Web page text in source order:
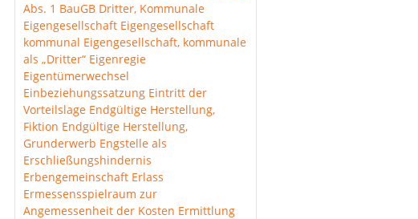
Abs. 1 BauGB Dritter, Kommunale
Eigengesellschaft Eigengesellschaft
kommunal Eigengesellschaft, kommunale
als „Dritter“ Eigenregie
Eigentümerwechsel
Einbeziehungssatzung Eintritt der
Vorteilslage Endgültige Herstellung,
Fiktion Endgültige Herstellung,
Grunderwerb Engstelle als
Erschließungshindernis
Erbengemeinschaft Erlass
Ermessensspielraum zur
Angemessenheit der Kosten Ermittlung